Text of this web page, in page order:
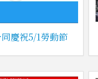
慶祝5/1勞動節